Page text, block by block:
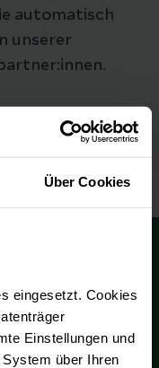
Über Cookies
eingesetzt. Cookies
Einstellungen und
über Ihren
automatisch
unserer
durch